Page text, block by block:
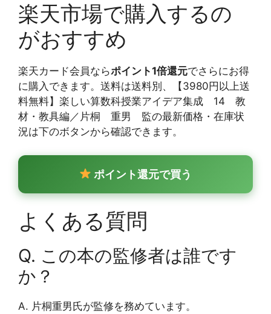
楽天市場で購入するの
がおすすめ
楽天カード会員ならポイント1倍還元でさらにお得
に購入できます。送料は送料別、【3980円以上送
料無料】楽しい算数科授業アイデア集成 14 教
材・教具編／片桐 重男 監の最新価格・在庫状
況は下のボタンから確認できます。
ポイント還元で買う
よくある質問
Q. この本の監修者は誰です
か？
A. 片桐重男氏が監修を務めています。